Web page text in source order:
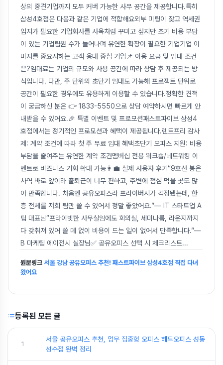
상의 중견기업까지 모두 커버 가능한 사무 공간을 제공합니다.특히
삼성4호점은 다음과 같은 기업에 적합해요외부 미팅이 잦고 역세권
입지가 필요한 기업회사를 사옥처럼 꾸미고 싶지만 초기 비용 부담
이 있는 기업팀원 수가 늘어나며 유연한 확장이 필요한 기업기업 이
미지를 중요시하는 고객 응대 중심 기업📌 이용 요금 및 임대 조건
은?임대료는 기업의 규모와 사용 공간에 따라 상담 후 제공되는 방
식입니다. 다만, 주 단위의 초단기 임대도 가능해 프로젝트 단위로
공간이 필요한 경우에도 유용하게 이용할 수 있습니다.정확한 견적
이 궁금하신 분은 👉 1833-5550으로 상담 예약하시면 빠르게 안
내받을 수 있어요.🎉 특별 이벤트 및 프로모션패스트파이브 삼성4
호점에서는 정기적인 프로모션과 혜택이 제공됩니다.렌트프리 감사
제: 계약 조건에 따라 첫 주 무료 임대 혜택초단기 오피스 지원: 비용
부담을 줄여주는 유연한 계약 조건멤버십 전용 워크숍/네트워킹 이
벤트로 비즈니스 기회 확대 가능👩‍💼 실제 사용자 후기“9호선 봉은
사역 바로 앞이라 출퇴근이 너무 편하고, 주변에 점심 먹을 곳도 많
아 만족합니다. 처음엔 공유오피스라 프라이버시가 걱정됐는데, 한
층 전체를 저희 팀만 쓸 수 있어서 정말 좋았어요.”— IT 스타트업 A
팀 대표님“프라이빗한 사무실임에도 회의실, 세미나룸, 라운지까지
다 갖춰져 있어 쓸 데 없이 비용이 드는 일이 없어서 만족합니다.”—
B 마케팅 에이전시 실장님✅ 공유오피스 선택 시 체크리스트...
원문링크 서울 강남 공유오피스 추천! 패스트파이브 삼성4호점 직접 다녀
왔어요
등록된 모든 글
1
서울 공유오피스 추천, 업무 집중형 오피스 헤드오피스 성동
성수점 완벽 정리